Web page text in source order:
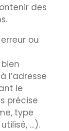
des
ou
l’adresse
le
précise
type
…).